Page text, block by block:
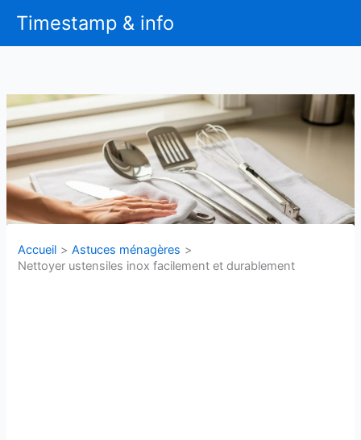
contenu
Timestamp & info
Accueil
Astuces ménagères
Nettoyer ustensiles inox facilement et durablement